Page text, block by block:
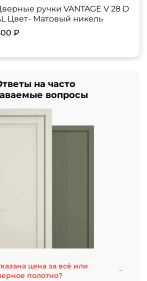
ручки VANTAGE V 28 D
Цвет- Матовый никель
₽
на часто
вопросы
цена за всё или
полотно?